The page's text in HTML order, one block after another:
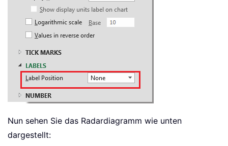
Nun sehen Sie das Radardiagramm wie unten
dargestellt: